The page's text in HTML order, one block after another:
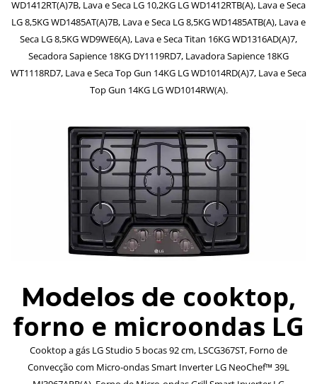
WD1412RT(A)7B, Lava e Seca LG 10,2KG LG WD1412RTB(A), Lava e Seca
LG 8,5KG WD1485AT(A)7B, Lava e Seca LG 8,5KG WD1485ATB(A), Lava e
Seca LG 8,5KG WD9WE6(A), Lava e Seca Titan 16KG WD1316AD(A)7,
Secadora Sapience 18KG DY1119RD7, Lavadora Sapience 18KG
WT1118RD7, Lava e Seca Top Gun 14KG LG WD1014RD(A)7, Lava e Seca
Top Gun 14KG LG WD1014RW(A).
Modelos de cooktop,
forno e microondas LG
Cooktop a gás LG Studio 5 bocas 92 cm, LSCG367ST, Forno de
Convecção com Micro-ondas Smart Inverter LG NeoChef™ 39L